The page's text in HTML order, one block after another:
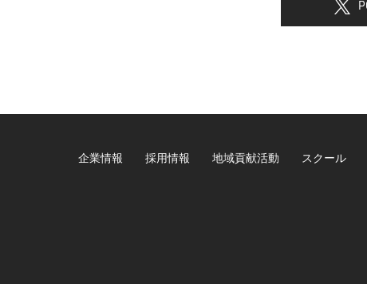
企業情報 採用情報 地域貢献活動 スクール